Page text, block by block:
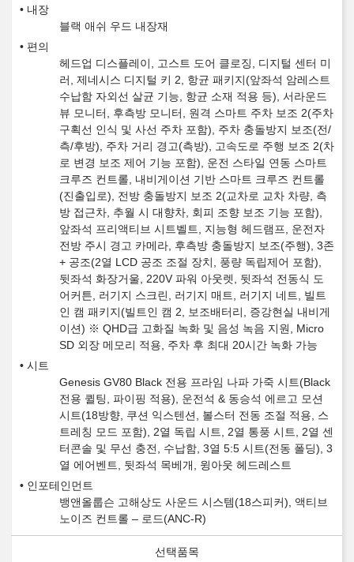
내장
블랙 애쉬 우드 내장재
편의
헤드업 디스플레이, 고스트 도어 클로징, 디지털 센터 미
러, 제네시스 디지털 키 2, 항균 패키지(앞좌석 암레스트
수납함 자외선 살균 기능, 항균 소재 적용 등), 서라운드
뷰 모니터, 후측방 모니터, 원격 스마트 주차 보조 2(주차
구획선 인식 및 사선 주차 포함), 주차 충돌방지 보조(전/
측/후방), 주차 거리 경고(측방), 고속도로 주행 보조 2(차
로 변경 보조 제어 기능 포함), 운전 스타일 연동 스마트
크루즈 컨트롤, 내비게이션 기반 스마트 크루즈 컨트롤
(진출입로), 전방 충돌방지 보조 2(교차로 교차 차량, 측
방 접근차, 추월 시 대향차, 회피 조향 보조 기능 포함),
앞좌석 프리액티브 시트벨트, 지능형 헤드램프, 운전자
전방 주시 경고 카메라, 후측방 충돌방지 보조(주행), 3존
+ 공조(2열 LCD 공조 조절 장치, 풍량 독립제어 포함),
뒷좌석 화장거울, 220V 파워 아웃렛, 뒷좌석 전동식 도
어커튼, 러기지 스크린, 러기지 매트, 러기지 네트, 빌트
인 캠 패키지(빌트인 캠 2, 보조배터리, 증강현실 내비게
이션) ※ QHD급 고화질 녹화 및 음성 녹음 지원, Micro
SD 외장 메모리 적용, 주차 후 최대 20시간 녹화 가능
시트
Genesis GV80 Black 전용 프라임 나파 가죽 시트(Black
전용 퀼팅, 파이핑 적용), 운전석 & 동승석 에르고 모션
시트(18방향, 쿠션 익스텐션, 볼스터 전동 조절 적용, 스
트레칭 모드 포함), 2열 독립 시트, 2열 통풍 시트, 2열 센
터콘솔 및 무선 충전, 수납함, 3열 5:5 시트(전동 폴딩), 3
열 에어벤트, 뒷좌석 목베개, 윙아웃 헤드레스트
인포테인먼트
뱅앤올룹슨 고해상도 사운드 시스템(18스피커), 액티브
노이즈 컨트롤 – 로드(ANC-R)